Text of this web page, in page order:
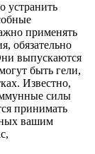
устранить
применять
обязательно
выпускаются
быть гели,
Известно,
силы
принимать
вашим